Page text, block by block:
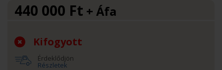
440 000 Ft + Áfa
Kifogyott
Érdeklődjön
Részletek